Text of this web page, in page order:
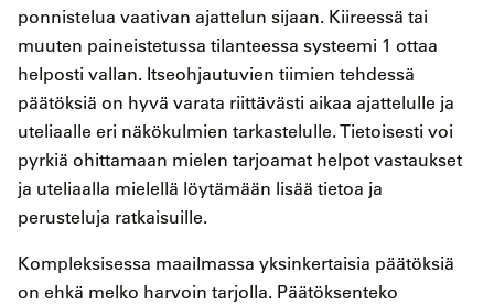
ponnistelua vaativan ajattelun sijaan. Kiireessä tai
muuten paineistetussa tilanteessa systeemi 1 ottaa
helposti vallan. Itseohjautuvien tiimien tehdessä
päätöksiä on hyvä varata riittävästi aikaa ajattelulle ja
uteliaalle eri näkökulmien tarkastelulle. Tietoisesti voi
pyrkiä ohittamaan mielen tarjoamat helpot vastaukset
ja uteliaalla mielellä löytämään lisää tietoa ja
perusteluja ratkaisuille.
Kompleksisessa maailmassa yksinkertaisia päätöksiä
on ehkä melko harvoin tarjolla. Päätöksenteko